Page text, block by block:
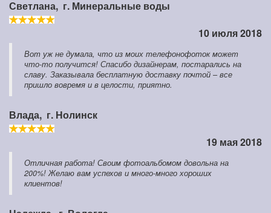
Светлана, г. Минеральные воды
10 июля 2018
Вот уж не думала, что из моих телефонофоток может
что-то получится! Спасибо дизайнерам, постарались на
славу. Заказывала бесплатную доставку почтой – все
пришло вовремя и в целости, приятно.
Влада, г. Нолинск
19 мая 2018
Отличная работа! Своим фотоальбомом довольна на
200%! Желаю вам успехов и много-много хороших
клиентов!